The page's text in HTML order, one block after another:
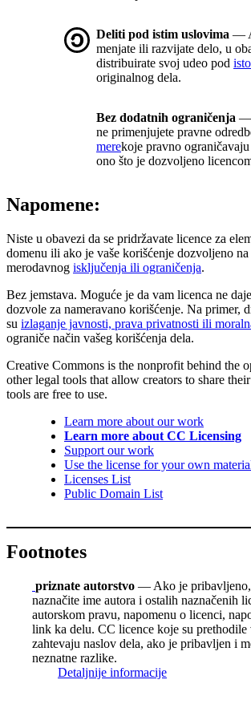
Deliti pod istim uslovima —
menjate ili razvijate delo, u
distribuirate svoj udeo pod
originalnog dela.
Bez dodatnih ograničenja —
ne primenjujete pravne
merekoje pravno
ono što je dozvoljeno
Napomene:
Niste u obavezi da se pridržavate licence za
domenu ili ako je vaše korišćenje dozvoljeno na
merodavnog isključenja ili ograničenja.
Bez jemstava. Moguće je da vam licenca ne
dozvole za nameravano korišćenje. Na primer,
su izlaganje javnosti, prava privatnosti ili
ograniče način vašeg korišćenja dela.
Creative Commons is the nonprofit behind the
other legal tools that allow creators to share
tools are free to use.
Learn more about our work
Learn more about CC Licensing
Support our work
Use the license for your own
Licenses List
Public Domain List
Footnotes
priznate autorstvo — Ako je pribavljeno,
naznačite ime autora i ostalih naznačenih
autorskom pravu, napomenu o licenci,
link ka delu. CC licence koje su prethodile
zahtevaju naslov dela, ako je pribavljen i
neznatne razlike.
Detaljnije informacije